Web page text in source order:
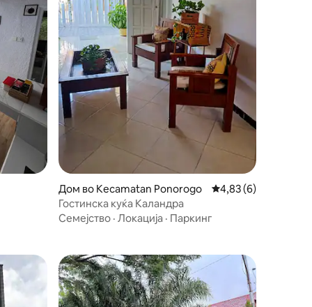
Дом во Kecamatan Ponorogo Просечна оцена:
4,83 (6)
Гостинска куќа Каландра
Семејство · Локација · Паркинг